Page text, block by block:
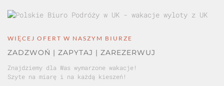
WIĘCEJ OFERT W NASZYM BIURZE
ZADZWOŃ | ZAPYTAJ | ZAREZERWUJ
Znajdziemy dla Was wymarzone wakacje!
Szyte na miarę i na każdą kieszeń!